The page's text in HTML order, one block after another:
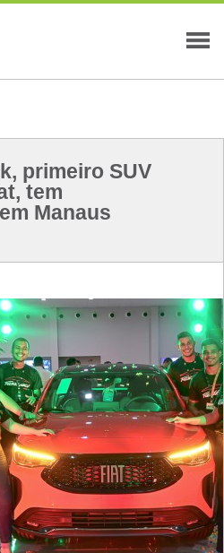
primeiro SUV
tem
Manaus